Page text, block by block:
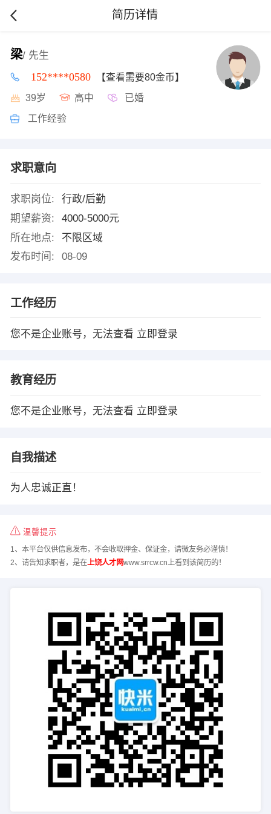
简历详情
梁/ 先生
152****0580 【查看需要80金币】
39岁 高中 已婚
工作经验
求职意向
求职岗位:
行政/后勤
期望薪资:
4000-5000元
所在地点:
不限区域
发布时间:
08-09
工作经历
您不是企业账号，无法查看 立即登录
教育经历
您不是企业账号，无法查看 立即登录
自我描述
为人忠诚正直！
温馨提示
1、本平台仅供信息发布，不会收取押金、保证金，请微友务必谨慎！
2、请告知求职者，是在上饶人才网www.srrcw.cn上看到该简历的！